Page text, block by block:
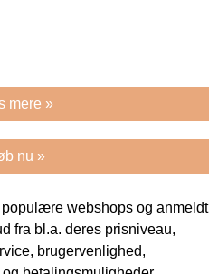
mere »
nu »
webshops og anmeldt
fra bl.a. deres prisniveau,
brugervenlighed,